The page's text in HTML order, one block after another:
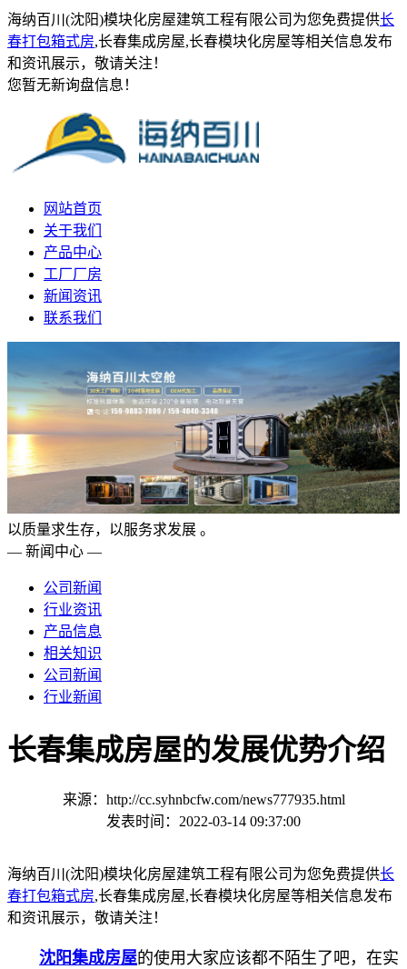
海纳百川(沈阳)模块化房屋建筑工程有限公司为您免费提供长
春打包箱式房,长春集成房屋,长春模块化房屋等相关信息发布
和资讯展示，敬请关注！
您暂无新询盘信息！
网站首页
关于我们
产品中心
工厂厂房
新闻资讯
联系我们
以质量求生存，以服务求发展 。
— 新闻中心 —
公司新闻
行业资讯
产品信息
相关知识
公司新闻
行业新闻
长春集成房屋的发展优势介绍
来源：http://cc.syhnbcfw.com/news777935.html
发表时间：2022-03-14 09:37:00
海纳百川(沈阳)模块化房屋建筑工程有限公司为您免费提供长
春打包箱式房,长春集成房屋,长春模块化房屋等相关信息发布
和资讯展示，敬请关注！
沈阳集成房屋的使用大家应该都不陌生了吧，在实